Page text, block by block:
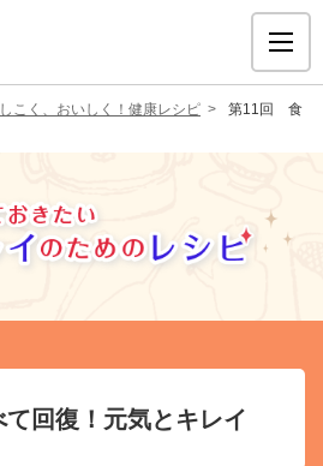
こく、おいしく！健康レシピ
第11回 食
回復！元気とキレイ